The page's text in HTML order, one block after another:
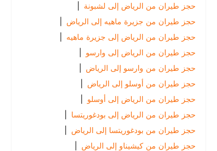
حجز طيران من الرياض إلى لشبونة |
حجز طيران من جزيرة ماهيه إلى الرياض
|
حجز طيران من الرياض إلى جزيرة ماهيه |
حجز طيران من الرياض إلى وارسو
|
حجز طيران من وارسو إلى الرياض
|
حجز طيران من أوسلو إلى الرياض
|
حجز طيران من الرياض إلى أوسلو
|
حجز طيران من الرياض إلى بودغوريتسا
|
حجز طيران من بودغوريتسا إلى الرياض
|
حجز طيران من كيشيناو إلى الرياض
|